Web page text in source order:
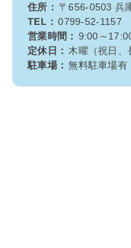
住所： 〒656-0503 兵
TEL： 0799-52-1157
営業時間： 9:00～
定休日： 木曜（祝日、
駐車場： 無料駐車場有